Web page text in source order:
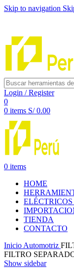
Skip to navigation
Login / Register
0
0 items S/0.00
0 items
HOME
TIENDA
CONTACTO
Inicio Automotriz
FILTRO
Show sidebar